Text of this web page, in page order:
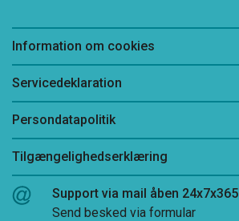
Information om cookies
Servicedeklaration
Persondatapolitik
Tilgængelighedserklæring
Support via mail åben 24x7x365
Send besked via formular